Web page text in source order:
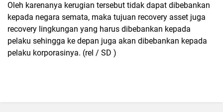
Oleh karenanya kerugian tersebut tidak dapat dibebankan
kepada negara semata, maka tujuan recovery asset juga
recovery lingkungan yang harus dibebankan kepada
pelaku sehingga ke depan juga akan dibebankan kepada
pelaku korporasinya. (rel / SD )